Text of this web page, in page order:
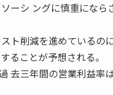
ーシ ングに慎重になら
ト削減を進めているの
ることが予想される。
去三年間の営業利益率